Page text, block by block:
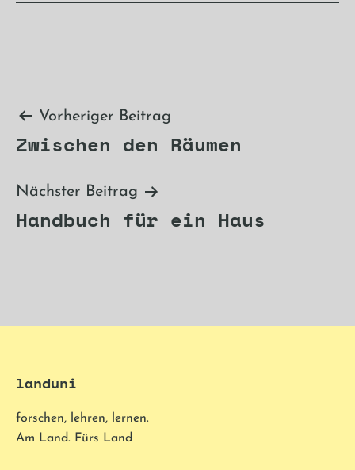
Beitragsnavigation
Vorheriger Beitrag
Zwischen den Räumen
Nächster Beitrag
Handbuch für ein Haus
landuni
forschen, lehren, lernen.
Am Land. Fürs Land